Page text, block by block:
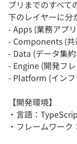
プリまでのすべて
下のレイヤーに分
- Apps (業務アプ
- Components (共
- Data (データ集約
- Engine (開発フレ
- Platform (インフ
【開発環境】
・言語：
・フレームワー